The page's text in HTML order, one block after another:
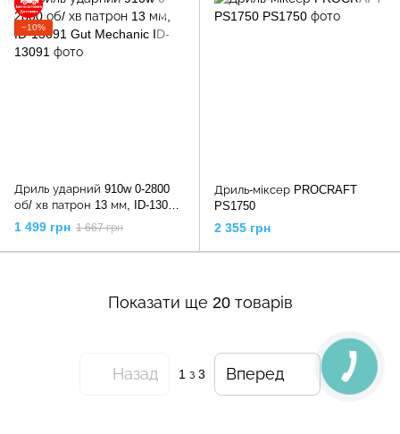
−10%
Дриль ударний 910w 0-2800
об/ хв патрон 13 мм, ID-13091
Gut Mechanic
1 499 грн 1 667 грн
Дриль-міксер PROCRAFT
PS1750
2 355 грн
Показати ще 20 товарів
Назад 1 з 3 Вперед